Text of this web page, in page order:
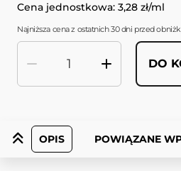
Cena jednostkowa: 3,28 zł/ml
Najniższa cena z ostatnich 30 dni przed
DO
OPIS POWIĄZANE